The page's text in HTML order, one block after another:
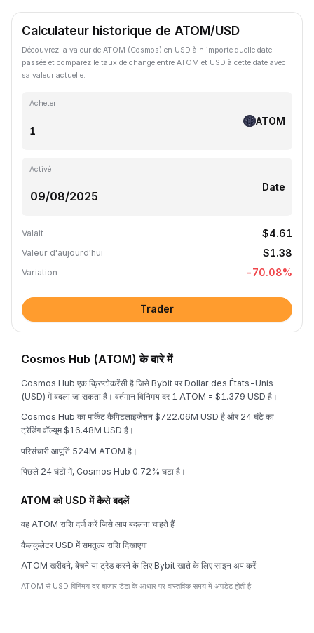
Calculateur historique de ATOM/USD
Découvrez la valeur de ATOM (Cosmos) en USD à n'importe quelle date
passée et comparez le taux de change entre ATOM et USD à cette date avec
sa valeur actuelle.
Acheter
ATOM
Activé
Date
Valait $4.61
Valeur d'aujourd'hui $1.38
Variation -70.08%
Trader
Cosmos Hub (ATOM) के बारे में
Cosmos Hub एक क्रिप्टोकरेंसी है जिसे Bybit पर Dollar des États-Unis
(USD) में बदला जा सकता है। वर्तमान विनिमय दर 1 ATOM = $1.379 USD है।
Cosmos Hub का मार्केट कैपिटलाइजेशन $722.06M USD है और 24 घंटे का
ट्रेडिंग वॉल्यूम $16.48M USD है।
परिसंचारी आपूर्ति 524M ATOM है।
पिछले 24 घंटों में, Cosmos Hub 0.72% घटा है।
ATOM को USD में कैसे बदलें
वह ATOM राशि दर्ज करें जिसे आप बदलना चाहते हैं
कैलकुलेटर USD में समतुल्य राशि दिखाएगा
ATOM खरीदने, बेचने या ट्रेड करने के लिए Bybit खाते के लिए साइन अप करें
ATOM से USD विनिमय दर बाजार डेटा के आधार पर वास्तविक समय में अपडेट होती है।